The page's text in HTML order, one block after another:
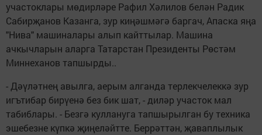
участоклары мөдирләре Рафил Хәлилов белән Радик
Сабирҗанов Казанга, зур киңәшмәгә баргач, Апаска яңа
"Нива" машиналары алып кайттылар. Машина
ачкычларын аларга Татарстан Президенты Рөстәм
Миннеханов тапшырды..
- Дәүләтнең авылга, аерым алганда терлекчелеккә зур
игътибар бирүенә без бик шат, - диләр участок мал
табиблары. - Безгә куллануга тапшырылган бу техника
эшебезне күпкә җиңеләйтте. Беррәттән, җаваплылык